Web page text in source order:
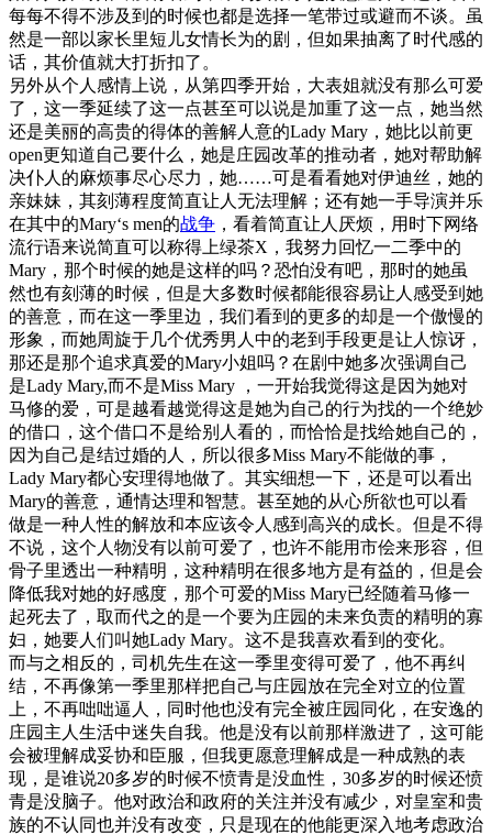
每每不得不涉及到的时候也都是选择一笔带过或避而不谈。虽
然是一部以家长里短儿女情长为的剧，但如果抽离了时代感的
话，其价值就大打折扣了。
另外从个人感情上说，从第四季开始，大表姐就没有那么可爱
了，这一季延续了这一点甚至可以说是加重了这一点，她当然
还是美丽的高贵的得体的善解人意的Lady Mary，她比以前更
open更知道自己要什么，她是庄园改革的推动者，她对帮助解
决仆人的麻烦事尽心尽力，她……可是看看她对伊迪丝，她的
亲妹妹，其刻薄程度简直让人无法理解；还有她一手导演并乐
在其中的Mary‘s men的战争 ，看着简直让人厌烦，用时下网络
流行语来说简直可以称得上绿茶X，我努力回忆一二季中的
Mary，那个时候的她是这样的吗？恐怕没有吧，那时的她虽
然也有刻薄的时候，但是大多数时候都能很容易让人感受到她
的善意，而在这一季里边，我们看到的更多的却是一个傲慢的
形象，而她周旋于几个优秀男人中的老到手段更是让人惊讶，
那还是那个追求真爱的Mary小姐吗？在剧中她多次强调自己
是Lady Mary,而不是Miss Mary ，一开始我觉得这是因为她对
马修的爱，可是越看越觉得这是她为自己的行为找的一个绝妙
的借口，这个借口不是给别人看的，而恰恰是找给她自己的，
因为自己是结过婚的人，所以很多Miss Mary不能做的事，
Lady Mary都心安理得地做了。其实细想一下，还是可以看出
Mary的善意，通情达理和智慧。甚至她的从心所欲也可以看
做是一种人性的解放和本应该令人感到高兴的成长。但是不得
不说，这个人物没有以前可爱了，也许不能用市侩来形容，但
骨子里透出一种精明，这种精明在很多地方是有益的，但是会
降低我对她的好感度，那个可爱的Miss Mary已经随着马修一
起死去了，取而代之的是一个要为庄园的未来负责的精明的寡
妇，她要人们叫她Lady Mary。这不是我喜欢看到的变化。
而与之相反的，司机先生在这一季里变得可爱了，他不再纠
结，不再像第一季里那样把自己与庄园放在完全对立的位置
上，不再咄咄逼人，同时他也没有完全被庄园同化，在安逸的
庄园主人生活中迷失自我。他是没有以前那样激进了，这可能
会被理解成妥协和臣服，但我更愿意理解成是一种成熟的表
现，是谁说20多岁的时候不愤青是没血性，30多岁的时候还愤
青是没脑子。他对政治和政府的关注并没有减少，对皇室和贵
族的不认同也并没有改变，只是现在的他能更深入地考虑政治